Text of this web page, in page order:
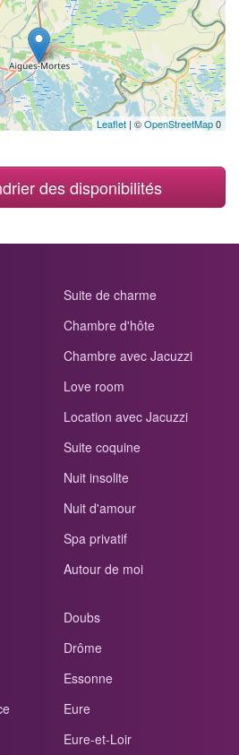
Leaflet | ©OpenStreetMap0
des disponibilités
Suite de charme
Chambre d'hôte
Chambre avec Jacuzzi
Love room
Location avec Jacuzzi
Suite coquine
Nuit insolite
Nuit d'amour
Spa privatif
Autour de moi
Doubs
Drôme
Essonne
Eure
Eure-et-Loir